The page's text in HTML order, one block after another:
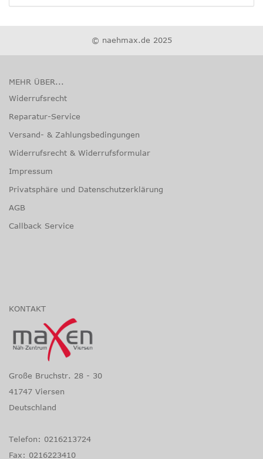
© naehmax.de 2025
MEHR ÜBER...
Widerrufsrecht
Reparatur-Service
Versand- & Zahlungsbedingungen
Widerrufsrecht & Widerrufsformular
Impressum
Privatsphäre und Datenschutzerklärung
AGB
Callback Service
KONTAKT
Große Bruchstr. 28 - 30
41747 Viersen
Deutschland
Telefon: 0216213724
Fax: 0216223410